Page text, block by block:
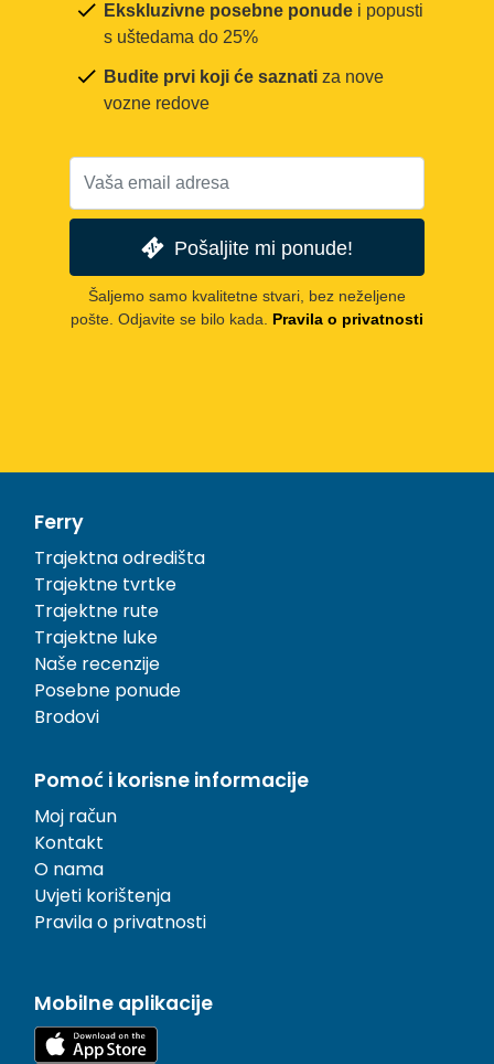
Ekskluzivne posebne ponude i popusti
s uštedama do 25%
Budite prvi koji će saznati za nove
vozne redove
Pošaljite mi ponude!
Šaljemo samo kvalitetne stvari, bez neželjene
pošte. Odjavite se bilo kada.
Pravila o privatnosti
Ferry
Trajektna odredišta
Trajektne tvrtke
Trajektne rute
Trajektne luke
Naše recenzije
Posebne ponude
Brodovi
Pomoć i korisne informacije
Moj račun
Kontakt
O nama
Uvjeti korištenja
Pravila o privatnosti
Mobilne aplikacije